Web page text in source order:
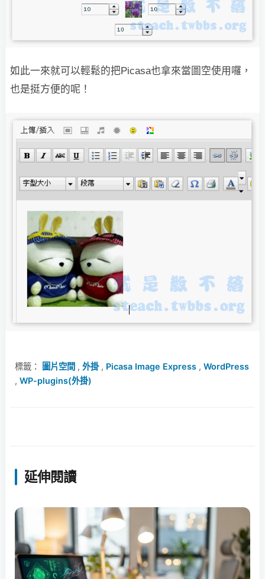
如此一來就可以輕鬆的把Picasa也拿來當圖空使用囉，
也是挺方便的呢！
標籤： 圖片空間 , 外掛, Picasa Image Express , WordPress
, WP-plugins(外掛)
延伸閱讀